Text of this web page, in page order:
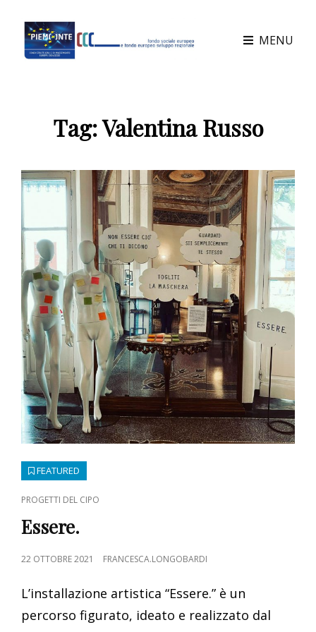
MENU
Tag:Valentina Russo
FEATURED
CAT
LINKS
PROGETTI DEL CIPO
Essere.
POSTED
22 OTTOBRE 2021 FRANCESCA.LONGOBARDI
L’installazione artistica “Essere.” è un
percorso figurato, ideato e realizzato dal